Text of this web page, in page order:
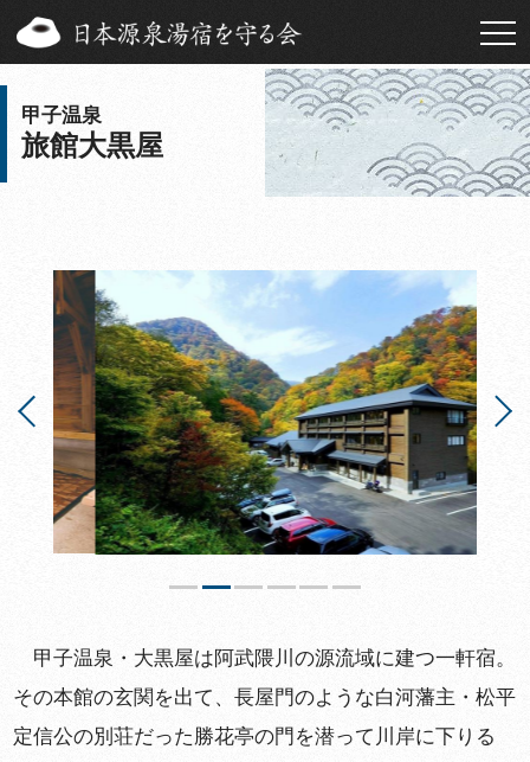
甲子温泉
旅館大黒屋
甲子温泉・大黒屋は阿武隈川の源流域に建つ一軒宿。
その本館の玄関を出て、長屋門のような白河藩主・松平
定信公の別荘だった勝花亭の門を潜って川岸に下りる